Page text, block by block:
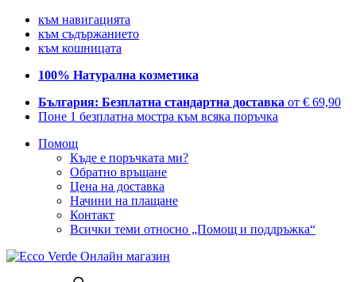
към навигацията
към съдържанието
към кошницата
100% Натурална козметика
България: Безплатна стандартна доставка от € 69,90
Поне 1 безплатна мостра към всяка поръчка
Помощ
Къде е поръчката ми?
Обратно връщане
Цена на доставка
Начини на плащане
Контакт
Всички теми относно „Помощ и поддръжка“